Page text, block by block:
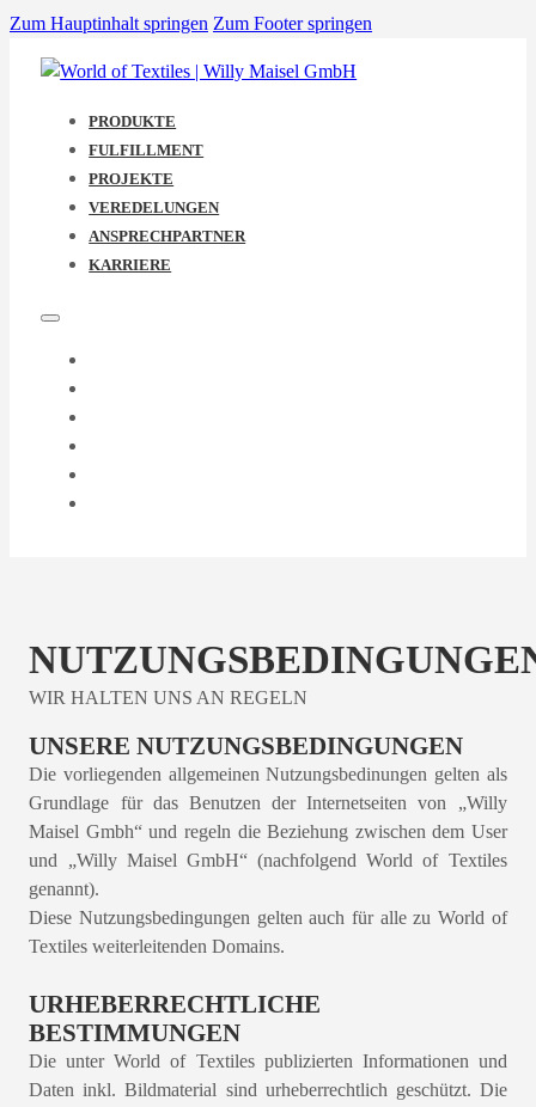
Zum Hauptinhalt springen Zum Footer springen
PRODUKTE
FULFILLMENT
PROJEKTE
VEREDELUNGEN
ANSPRECHPARTNER
KARRIERE
WIR HALTEN UNS AN REGELN
UNSERE NUTZUNGSBEDINGUNGEN
Die vorliegenden allgemeinen Nutzungsbedinungen gelten als
Grundlage für das Benutzen der Internetseiten von „Willy
Maisel Gmbh“ und regeln die Beziehung zwischen dem User
und „Willy Maisel GmbH“ (nachfolgend World of Textiles
genannt).
Diese Nutzungsbedingungen gelten auch für alle zu World of
Textiles weiterleitenden Domains.
URHEBERRECHTLICHE
BESTIMMUNGEN
Die unter World of Textiles publizierten Informationen und
Daten inkl. Bildmaterial sind urheberrechtlich geschützt. Die